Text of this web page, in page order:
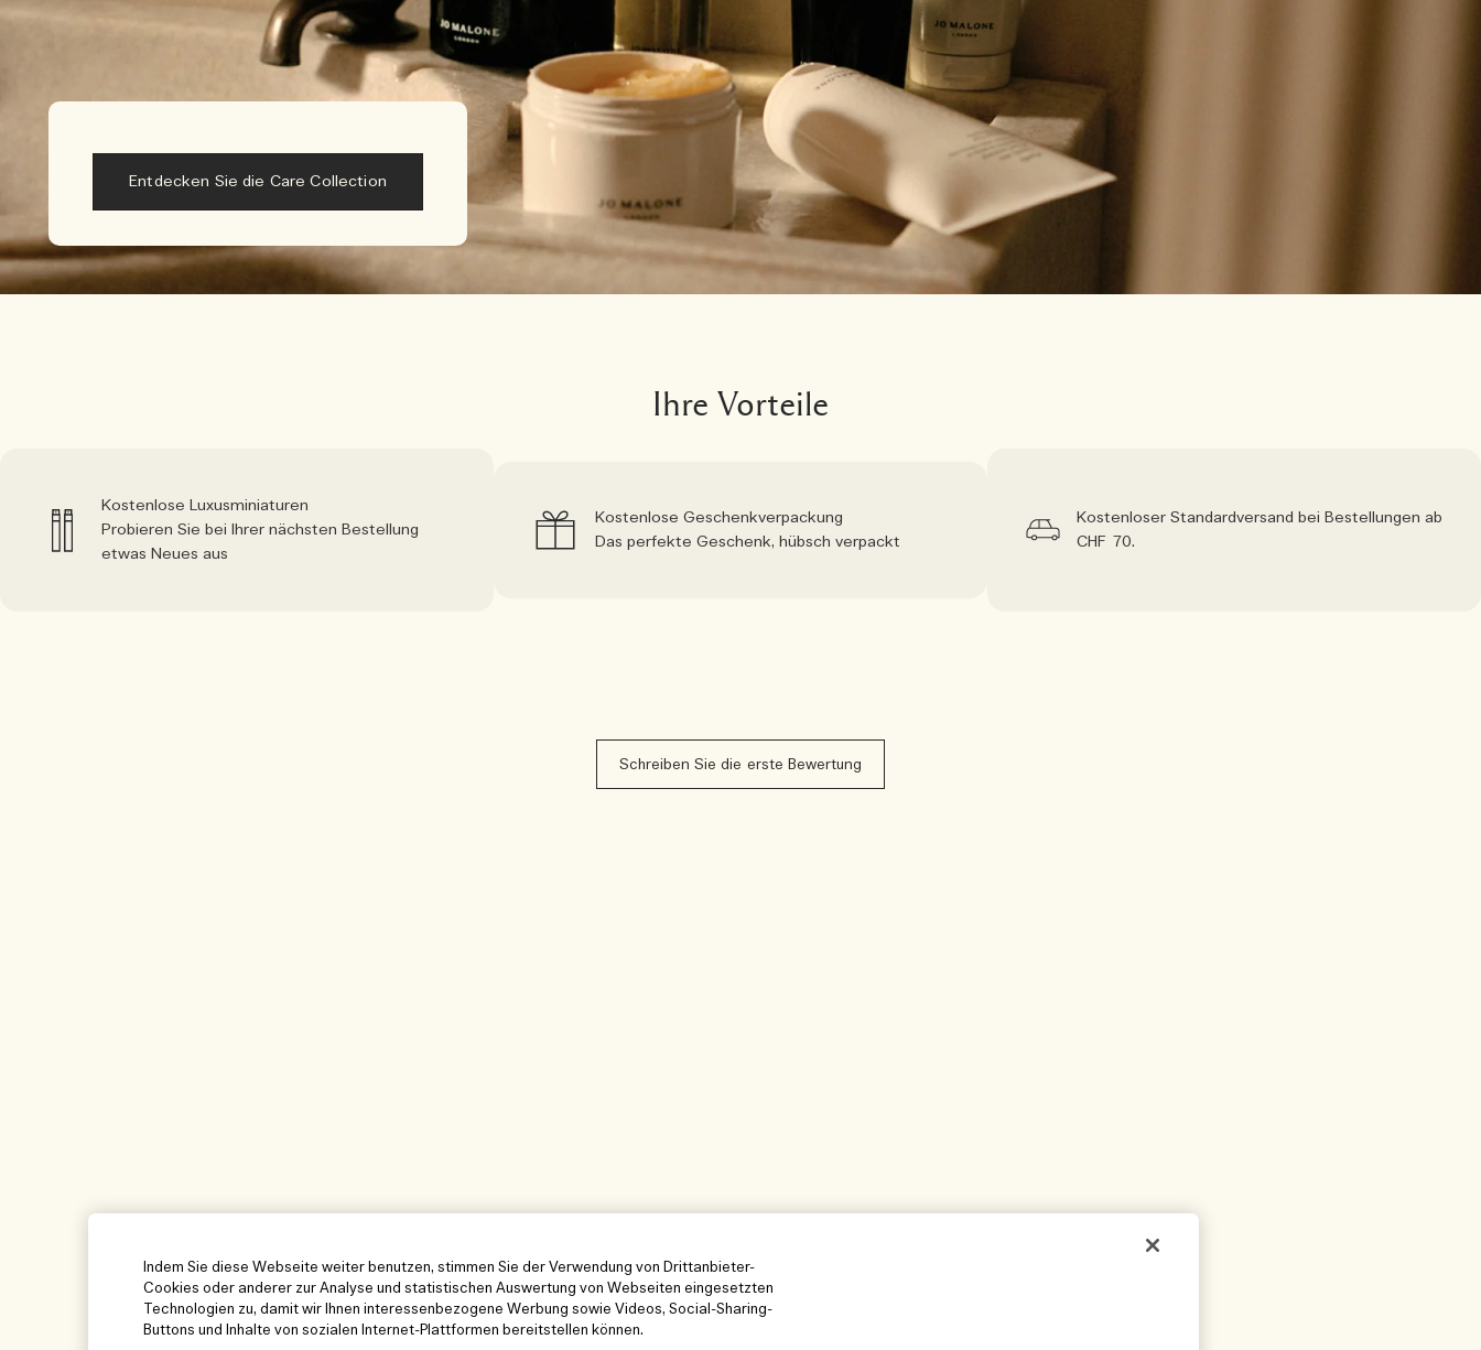
Entdecken Sie die Care Collection
Ihre Vorteile
Kostenlose Luxusminiaturen
Probieren Sie bei Ihrer nächsten Bestellung
etwas Neues aus
Kostenlose Geschenkverpackung
Das perfekte Geschenk, hübsch verpackt
Kostenloser Standardversand bei Bestellungen ab
CHF 70.
Schreiben Sie die erste Bewertung
Indem Sie diese Webseite weiter benutzen, stimmen Sie der Verwendung von Drittanbieter-
Cookies oder anderer zur Analyse und statistischen Auswertung von Webseiten eingesetzten
Technologien zu, damit wir Ihnen interessenbezogene Werbung sowie Videos, Social-Sharing-
Buttons und Inhalte von sozialen Internet-Plattformen bereitstellen können.